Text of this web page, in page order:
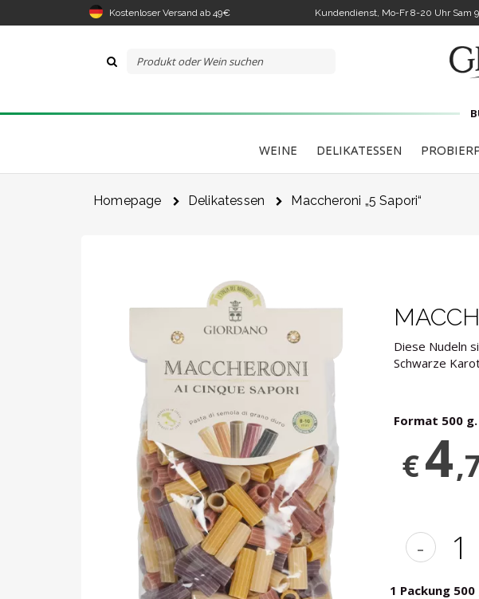
Kostenloser Versand ab 49€ Kundendienst, Mo-Fr 8-20 Uhr Sam
WEINE DELIKATESSEN
Homepage Delikatessen Maccheroni „5 Sapori“
Diese Nudeln
Schwarze
Format 500 g.
€4
-
1 Packung 500